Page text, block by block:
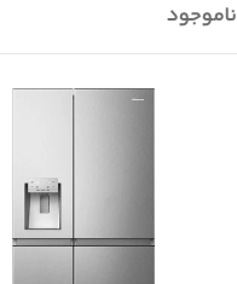
ناموجود